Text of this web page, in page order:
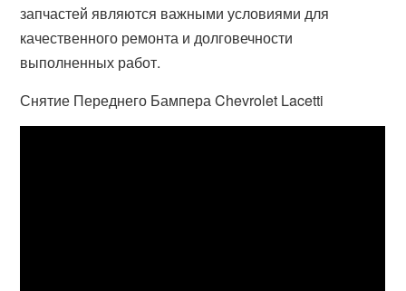
запчастей являются важными условиями для
качественного ремонта и долговечности
выполненных работ.
Снятие Переднего Бампера Chevrolet Lacetti